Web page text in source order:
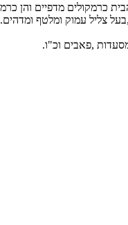
צליל עמוק ומלטף ומדהים.
מסעדות ,פאבים וכ"ו.